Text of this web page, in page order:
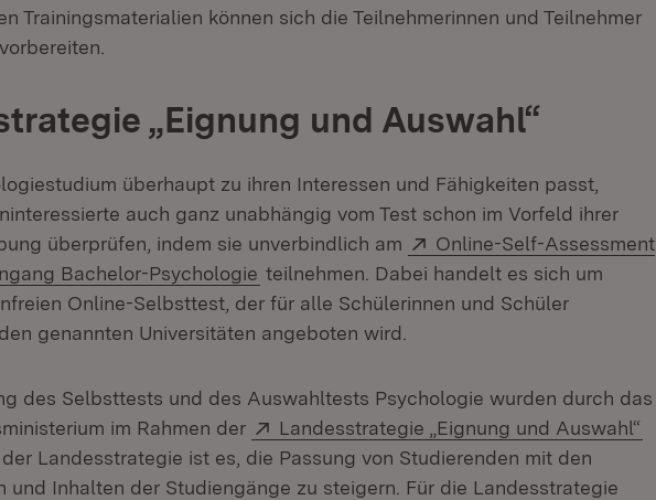
Trainingsmaterialien können sich die Teilnehmerinnen und Teilnehmer
„Eignung und Auswahl“
überhaupt zu ihren Interessen und Fähigkeiten passt,
auch ganz unabhängig vom Test schon im Vorfeld ihrer
überprüfen, indem sie unverbindlich am
Extern:
Online-Self-Assessment
Bachelor-Psychologie (Öffnet in neuem Fenster)
teilnehmen. Dabei handelt es sich um
Online-Selbsttest, der für alle Schülerinnen und Schüler
genannten Universitäten angeboten wird.
des Selbsttests und des Auswahltests Psychologie wurden durch das
im Rahmen der
Extern:
Landesstrategie „Eignung und Auswahl“
Landesstrategie ist es, die Passung von Studierenden mit den
und Inhalten der Studiengänge zu steigern. Für die Landesstrategie